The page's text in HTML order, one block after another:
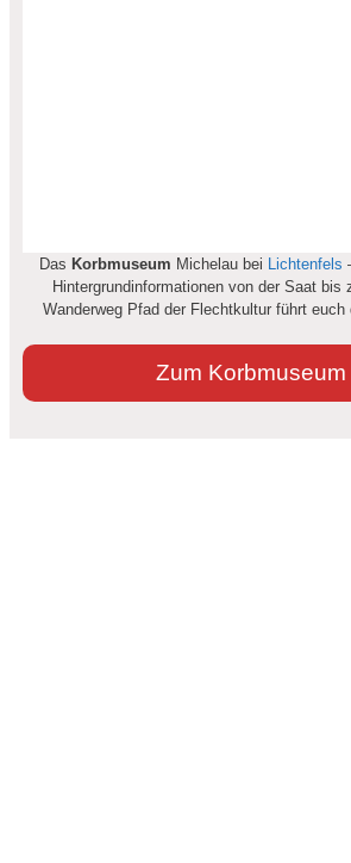
Das Korbmuseum Michelau bei Lichtenfels
Hintergrundinformationen von der Saat bis
Wanderweg Pfad der Flechtkultur führt
Zum Korbmuseum